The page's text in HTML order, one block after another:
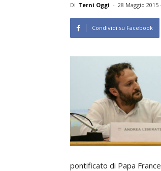
Di Terni Oggi - 28 Maggio 2015
Condividi su Facebook
pontificato di Papa